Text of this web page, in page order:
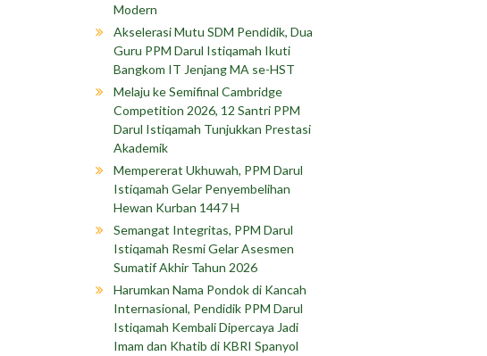
Modern
Akselerasi Mutu SDM Pendidik, Dua
Guru PPM Darul Istiqamah Ikuti
Bangkom IT Jenjang MA se-HST
Melaju ke Semifinal Cambridge
Competition 2026, 12 Santri PPM
Darul Istiqamah Tunjukkan Prestasi
Akademik
Mempererat Ukhuwah, PPM Darul
Istiqamah Gelar Penyembelihan
Hewan Kurban 1447 H
Semangat Integritas, PPM Darul
Istiqamah Resmi Gelar Asesmen
Sumatif Akhir Tahun 2026
Harumkan Nama Pondok di Kancah
Internasional, Pendidik PPM Darul
Istiqamah Kembali Dipercaya Jadi
Imam dan Khatib di KBRI Spanyol